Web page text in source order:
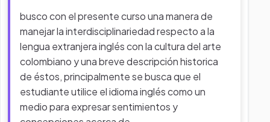
busco con el presente curso una manera de
manejar la interdisciplinariedad respecto a la
lengua extranjera inglés con la cultura del arte
colombiano y una breve descripción historica
de éstos, principalmente se busca que el
estudiante utilice el idioma inglés como un
medio para expresar sentimientos y